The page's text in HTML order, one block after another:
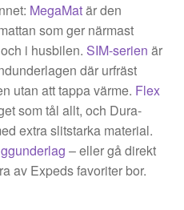
MegaMatär den
som ger närmast
i husbilen. SIM-serien är
där urfräst
utan att tappa värme. Flex
som tål allt, och Dura-
extra slitstarka material.
– eller gå direkt
av Expeds favoriter bor.